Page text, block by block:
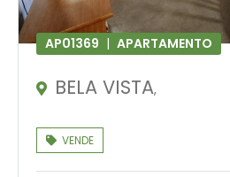
AP01369 | APARTAMENTO
BELA VISTA,
VENDE